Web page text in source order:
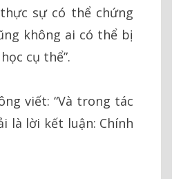
sự có thể chứng
không ai có thể bị
cụ thể”.
viết: “Và trong tác
là lời kết luận: Chính